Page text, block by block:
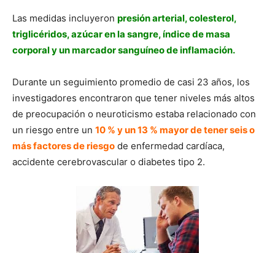
Las medidas incluyeron presión arterial, colesterol,
triglicéridos, azúcar en la sangre, índice de masa
corporal y un marcador sanguíneo de inflamación.
Durante un seguimiento promedio de casi 23 años, los
investigadores encontraron que tener niveles más altos
de preocupación o neuroticismo estaba relacionado con
un riesgo entre un 10 % y un 13 % mayor de tener seis o
más factores de riesgo de enfermedad cardíaca,
accidente cerebrovascular o diabetes tipo 2.